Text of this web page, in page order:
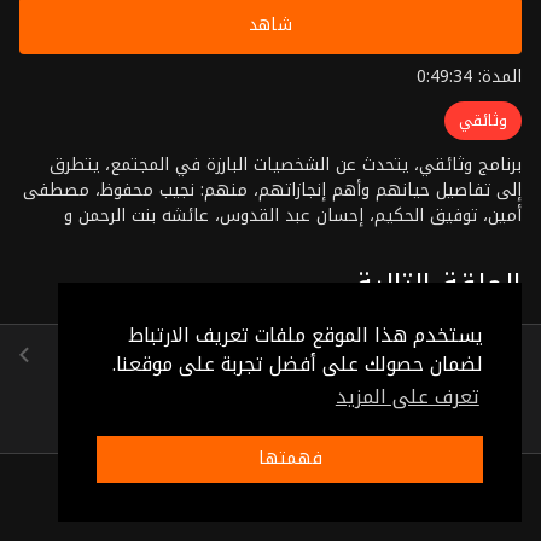
يستخدم هذا الموقع ملفات تعريف الارتباط
لضمان حصولك على أفضل تجربة على موقعنا.
تعرف على المزيد
فهمتها
شاهد
المدة: 0:49:34
وثائقي
برنامج وثائقي، يتحدث عن الشخصيات البارزة في المجتمع، يتطرق
إلى تفاصيل حيانهم وأهم إنجازاتهم، منهم: نجيب محفوظ، مصطفى
أمين، توفيق الحكيم، إحسان عبد القدوس، عائشه بنت الرحمن و
الحلقة التالية
ميشال طراد
(0:55:11)